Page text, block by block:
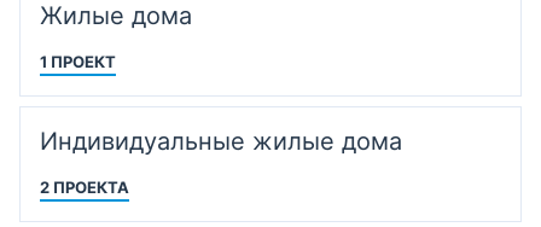
Жилые дома
1 ПРОЕКТ
Индивидуальные жилые дома
2 ПРОЕКТА